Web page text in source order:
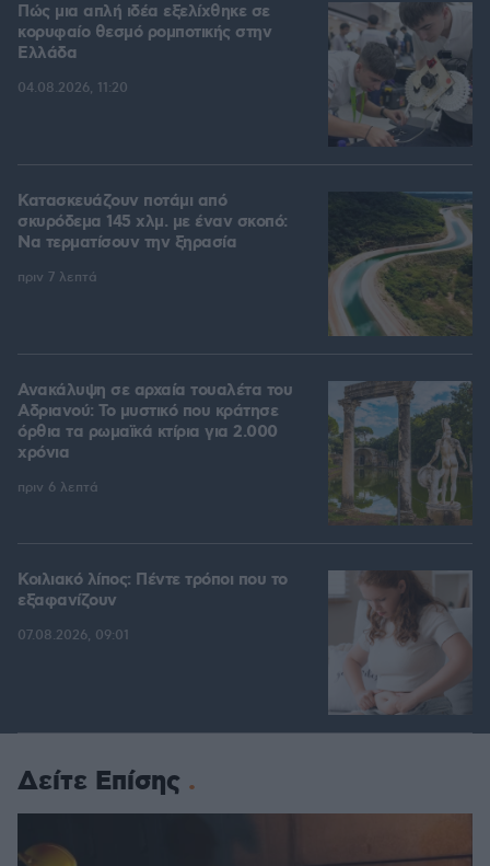
Πώς μια απλή ιδέα εξελίχθηκε σε
κορυφαίο θεσμό ρομποτικής στην
Ελλάδα
04.08.2026, 11:20
Κατασκευάζουν ποτάμι από
σκυρόδεμα 145 χλμ. με έναν σκοπό:
Να τερματίσουν την ξηρασία
πριν 7 λεπτά
Ανακάλυψη σε αρχαία τουαλέτα του
Αδριανού: Το μυστικό που κράτησε
όρθια τα ρωμαϊκά κτίρια για 2.000
χρόνια
πριν 6 λεπτά
Κοιλιακό λίπος: Πέντε τρόποι που το
εξαφανίζουν
07.08.2026, 09:01
Δείτε Επίσης